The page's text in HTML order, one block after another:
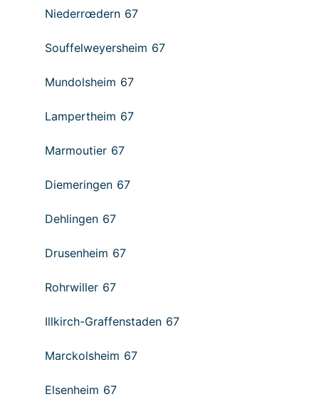
Niederrœdern 67
Souffelweyersheim 67
Mundolsheim 67
Lampertheim 67
Marmoutier 67
Diemeringen 67
Dehlingen 67
Drusenheim 67
Rohrwiller 67
Illkirch-Graffenstaden 67
Marckolsheim 67
Elsenheim 67